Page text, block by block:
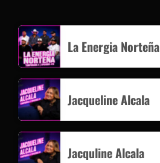
La Energia Norteña
Jacqueline Alcala
Jacquline Alcala